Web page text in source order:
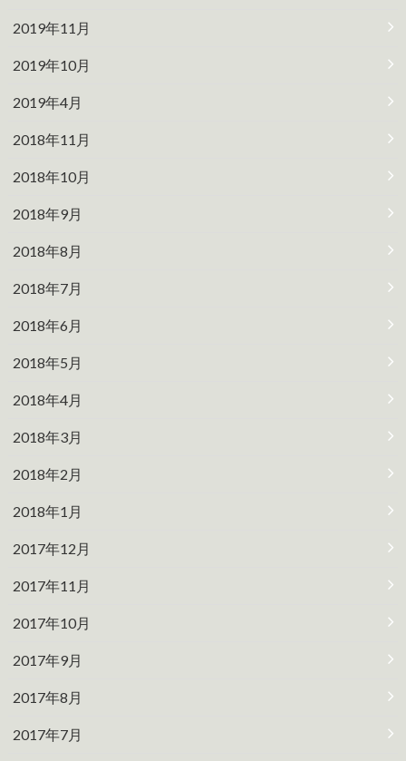
2019年11月
2019年10月
2019年4月
2018年11月
2018年10月
2018年9月
2018年8月
2018年7月
2018年6月
2018年5月
2018年4月
2018年3月
2018年2月
2018年1月
2017年12月
2017年11月
2017年10月
2017年9月
2017年8月
2017年7月